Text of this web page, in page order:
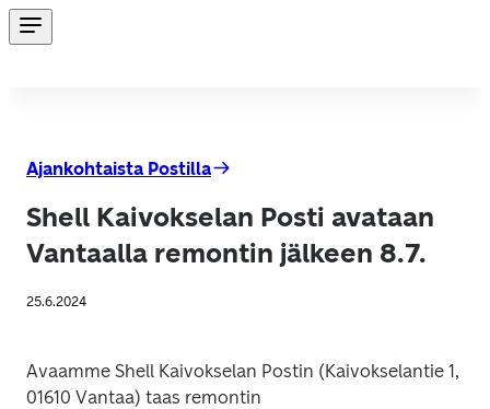
Ajankohtaista Postilla
Shell Kaivokselan Posti avataan
Vantaalla remontin jälkeen 8.7.
25.6.2024
Avaamme Shell Kaivokselan Postin (Kaivokselantie 1,
01610 Vantaa) taas remontin